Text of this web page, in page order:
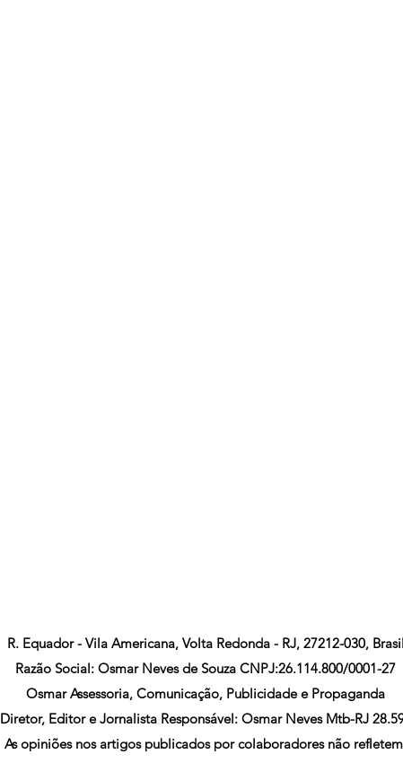
R. Equador - Vila Americana, Volta Redonda - RJ, 27212-030, Brasil
Razão Social: Osmar Neves de Souza CNPJ:26.114.800/0001-27
Osmar Assessoria, Comunicação, Publicidade e Propaganda
Diretor, Editor e Jornalista Responsável: Osmar Neves Mtb-RJ
As opiniões nos artigos publicados por colaboradores não